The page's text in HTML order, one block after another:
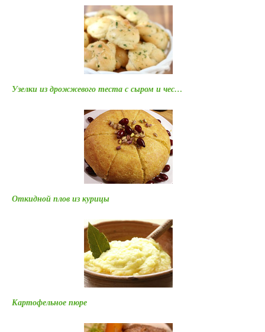
Узелки из дрожжевого теста с сыром и чес…
Откидной плов из курицы
Картофельное пюре